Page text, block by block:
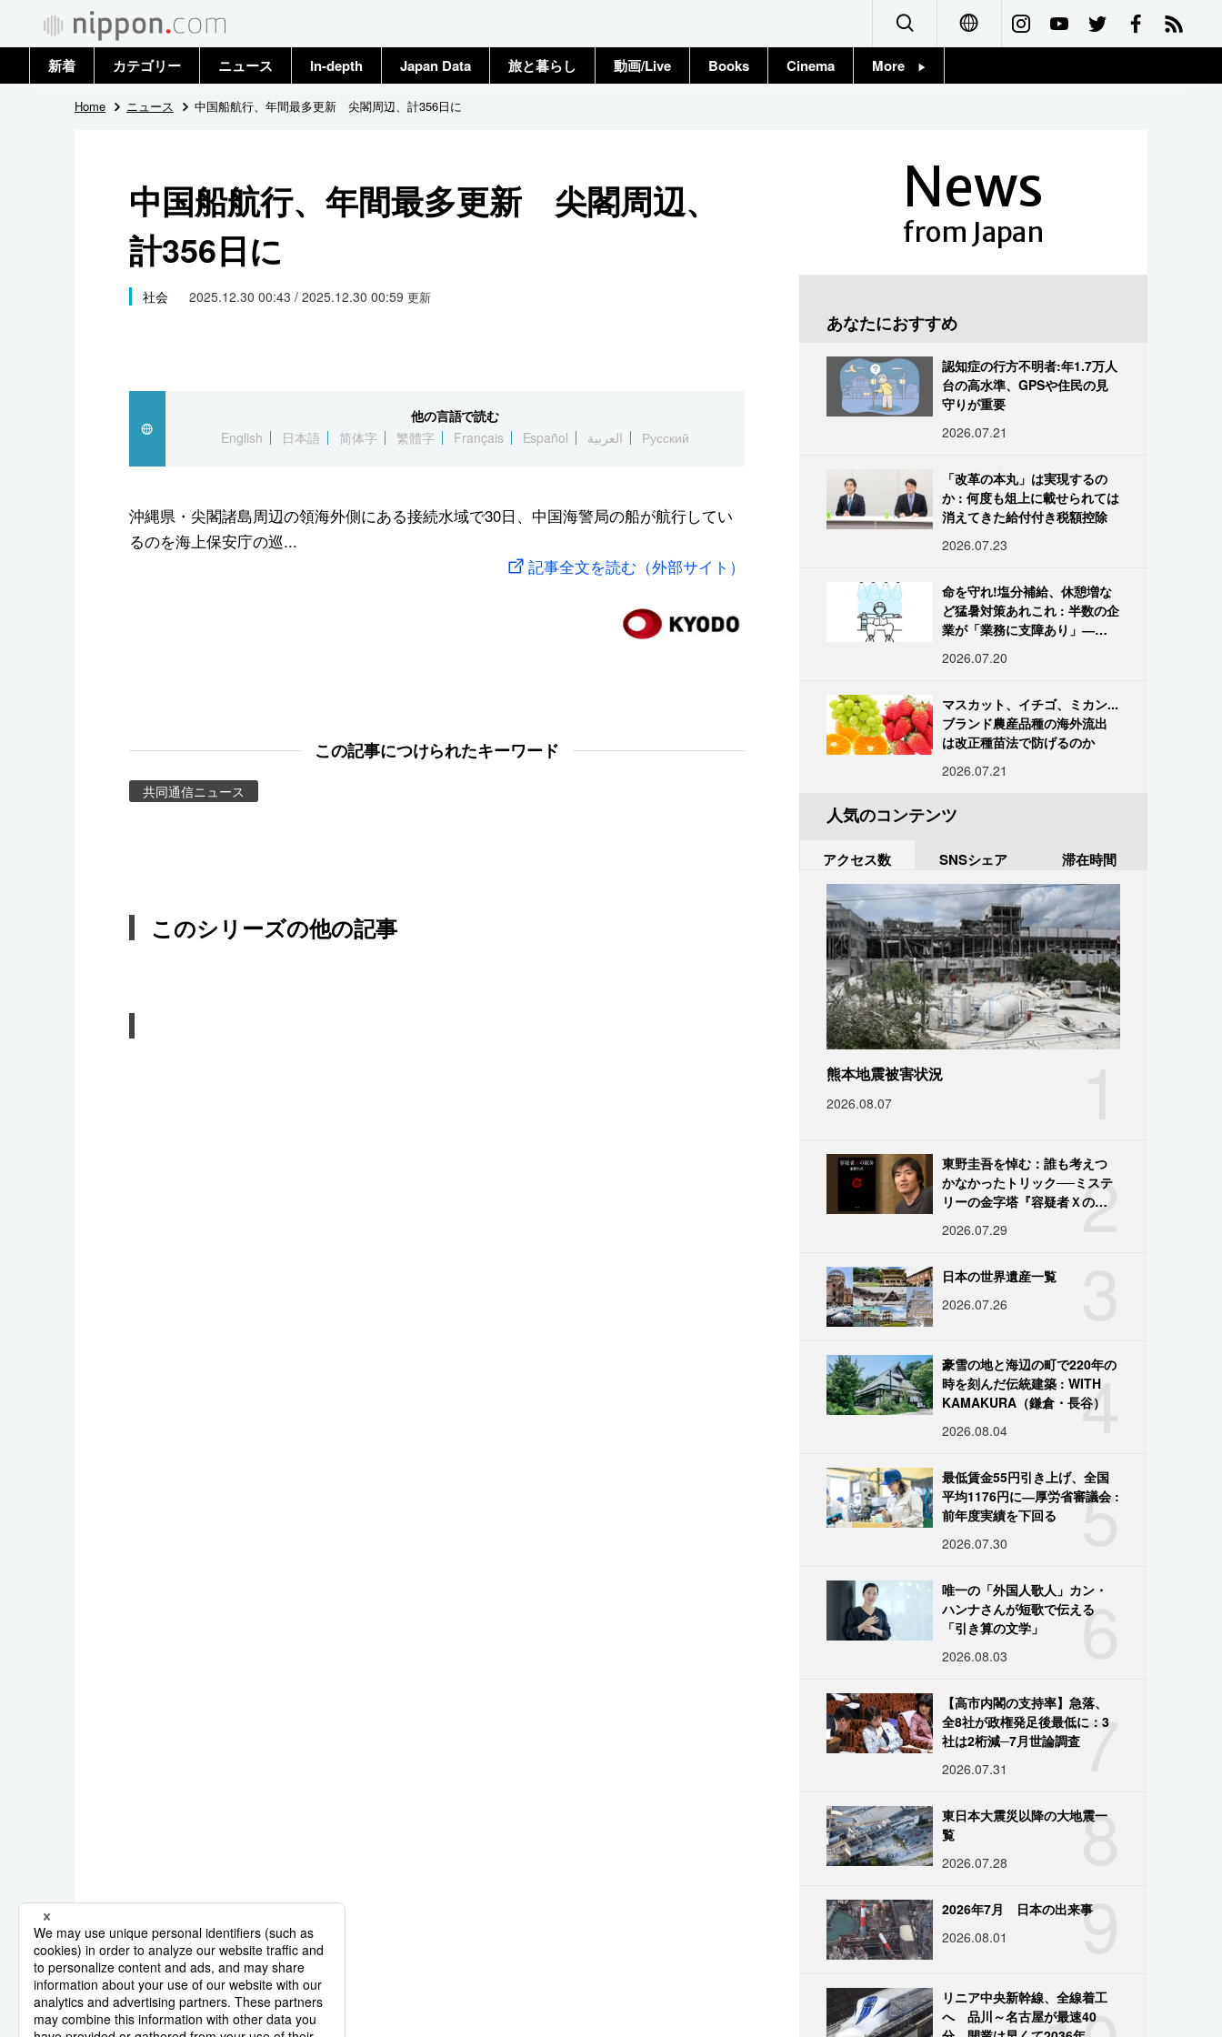
Français
新着 カテゴリー
政治・外交
国際
社会
文化
スポーツ・東京2020
ニュース
トップ
In-depth Japan Data 旅と暮らし 動画/Live Books Cinema More
Home ニュース 中国船航行、年間最多更新 尖閣周辺、計356日に
中国船航行、年間最多更新 尖閣周辺、
計356日に
社会 2025.12.30 00:43 / 2025.12.30 00:59 更新
他の言語で読む
English
日本語 简体字 繁體字 Français Español العربية Русский
沖縄県・尖閣諸島周辺の領海外側にある接続水域で30日、中国海警局の船が航行してい
るのを海上保安庁の巡...
記事全文を読む（外部サイト）
この記事につけられたキーワード
共同通信ニュース
このシリーズの他の記事
News
from Japan
あなたにおすすめ
認知症の行方不明者:年1.7万人
台の高水準、GPSや住民の見
守りが重要
2026.07.21
「改革の本丸」は実現するの
か : 何度も俎上に載せられては
消えてきた給付付き税額控除
2026.07.23
命を守れ!塩分補給、休憩増な
ど猛暑対策あれこれ : 半数の企
業が「業務に支障あり」―帝
2026.07.20
マスカット、イチゴ、ミカン...
ブランド農産品種の海外流出
は改正種苗法で防げるのか
2026.07.21
人気のコンテンツ
アクセス数 SNSシェア 滞在時間
熊本地震被害状況
2026.08.07
2
東野圭吾を悼む：誰も考えつ
かなかったトリック──ミステ
リーの金字塔『容疑者Ｘの献
2026.07.29
日本の世界遺産一覧
2026.07.26
4
豪雪の地と海辺の町で220年の
時を刻んだ伝統建築 : WITH
KAMAKURA（鎌倉・長谷）
2026.08.04
5
最低賃金55円引き上げ、全国
平均1176円に―厚労省審議会 :
前年度実績を下回る
2026.07.30
6
唯一の「外国人歌人」カン・
ハンナさんが短歌で伝える
「引き算の文学」
2026.08.03
7
【高市内閣の支持率】急落、
全8社が政権発足後最低に：3
社は2桁減─7月世論調査
2026.07.31
8
東日本大震災以降の大地震一
覧
2026.07.28
9
2026年7月 日本の出来事
2026.08.01
リニア中央新幹線、全線着工
へ 品川～名古屋が最速40